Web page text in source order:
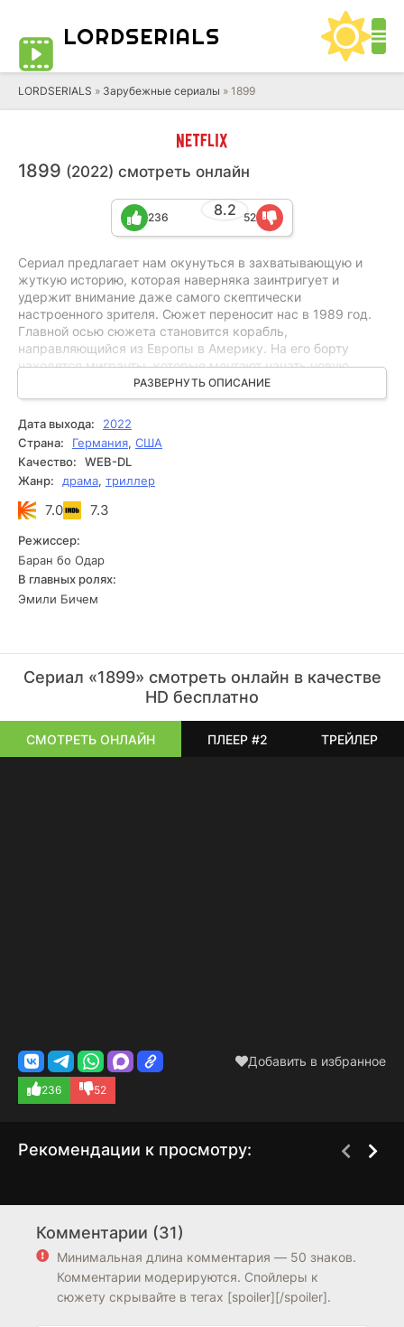
LORDSERIALS
LORDSERIALS » Зарубежные сериалы » 1899
1899 (2022) смотреть онлайн
8.2
236 52
Сериал предлагает нам окунуться в захватывающую и
жуткую историю, которая наверняка заинтригует и
удержит внимание даже самого скептически
настроенного зрителя. Сюжет переносит нас в 1989 год.
Главной осью сюжета становится корабль,
направляющийся из Европы в Америку. На его борту
находятся мигранты, которые мечтают начать новую
счастливую жизнь, но их мечты разбиваются о судьбу, так
как на пути главных героев возникает другое судно,
официально объявленное пропавшим без вести. С этого
момента пассажиры рейса из Европы в Нью-Йорк
окунаются в настоящий кошмар.
РАЗВЕРНУТЬ ОПИСАНИЕ
Дата выхода:
2022
Страна:
Германия, США
Качество:
WEB-DL
Жанр:
драма, триллер
7.0 7.3
Режиссер:
Баран бо Одар
В главных ролях:
Эмили Бичем
Сериал «1899» смотреть онлайн в качестве
HD бесплатно
СМОТРЕТЬ ОНЛАЙН ПЛЕЕР #2 ТРЕЙЛЕР
Добавить в избранное
236 52
Рекомендации к просмотру:
6.0
7.9
Комментарии (31)
Минимальная длина комментария — 50 знаков.
Комментарии модерируются. Спойлеры к
сюжету скрывайте в тегах [spoiler][/spoiler].